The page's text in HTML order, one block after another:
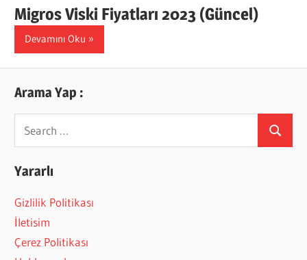
Migros Viski Fiyatları 2023 (Güncel)
Devamını Oku
Arama Yap :
Search
for:
Search
Yararlı
Gizlilik Politikası
İletisim
Çerez Politikası